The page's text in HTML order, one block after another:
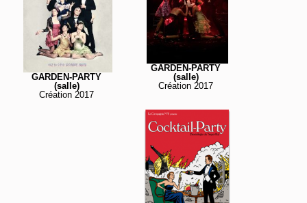
GARDEN-PARTY
(salle)
Création 2017
GARDEN-PARTY
(salle)
Création 2017